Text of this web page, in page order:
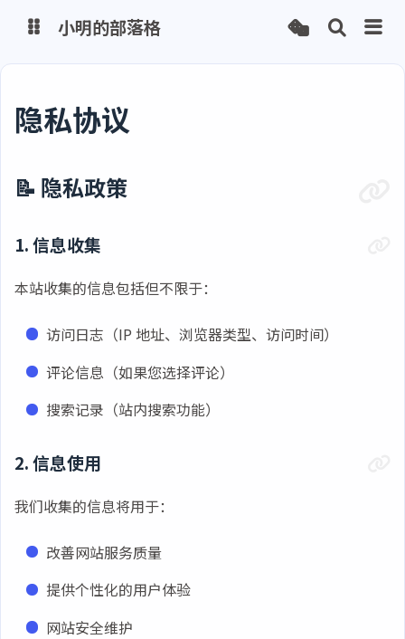
小明的部落格
隐私协议
📝 隐私政策
1. 信息收集
本站收集的信息包括但不限于：
访问日志（IP 地址、浏览器类型、访问时间）
评论信息（如果您选择评论）
搜索记录（站内搜索功能）
2. 信息使用
我们收集的信息将用于：
改善网站服务质量
提供个性化的用户体验
网站安全维护